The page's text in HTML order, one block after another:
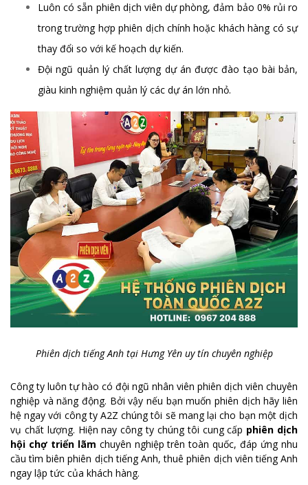
Luôn có sẵn phiên dịch viên dự phòng, đảm bảo 0% rủi ro
trong trường hợp phiên dịch chính hoặc khách hàng có sự
thay đổi so với kế hoạch dự kiến.
Đội ngũ quản lý chất lượng dự án được đào tạo bài bản,
giàu kinh nghiệm quản lý các dự án lớn nhỏ.
Phiên dịch tiếng Anh tại Hưng Yên uy tín chuyên nghiệp
Công ty luôn tự hào có đội ngũ nhân viên phiên dịch viên chuyên
nghiệp và năng động. Bởi vậy nếu bạn muốn phiên dịch hãy liên
hệ ngay với công ty A2Z chúng tôi sẽ mang lại cho bạn một dịch
vụ chất lượng. Hiện nay công ty chúng tôi cung cấp phiên dịch
hội chợ triển lãm chuyên nghiệp trên toàn quốc, đáp ứng nhu
cầu tìm biên phiên dịch tiếng Anh, thuê phiên dịch viên tiếng Anh
ngay lập tức của khách hàng.